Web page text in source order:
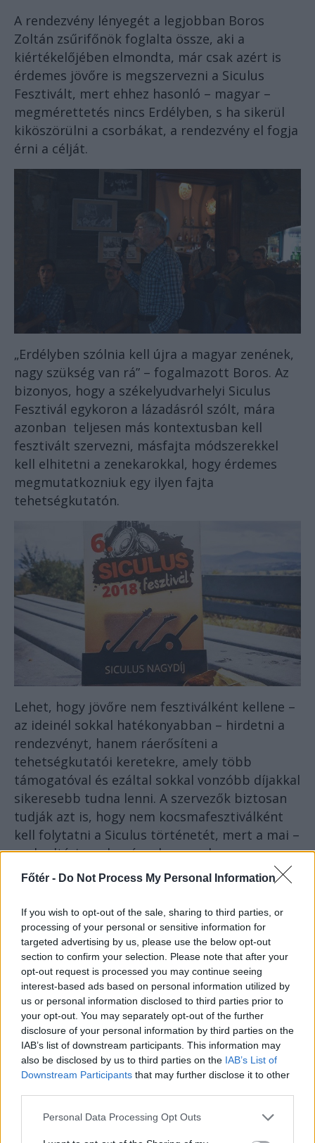
Főtér - Do Not Process My Personal Information
If you wish to opt-out of the sale, sharing to third parties, or
processing of your personal or sensitive information for
targeted advertising by us, please use the below opt-out
section to confirm your selection. Please note that after your
opt-out request is processed you may continue seeing
interest-based ads based on personal information utilized by
us or personal information disclosed to third parties prior to
your opt-out. You may separately opt-out of the further
disclosure of your personal information by third parties on the
IAB’s list of downstream participants. This information may
also be disclosed by us to third parties on the IAB’s List of
Downstream Participants that may further disclose it to other
Personal Data Processing Opt Outs
A rendezvény lényegét a legjobban Boros
Zoltán zsűrifőnök foglalta össze, aki a
kiértékelőjében elmondta, már csak azért is
érdemes jövőre is megszervezni a Siculus
Fesztivált, mert ehhez hasonló – magyar –
megmérettetés nincs Erdélyben, s ha sikerül
kiköszörülni a csorbákat, a rendezvény el fogja
érni a célját.
„Erdélyben szólnia kell újra a magyar zenének,
nagy szükség van rá” – fogalmazott Boros. Az
bizonyos, hogy a székelyudvarhelyi Siculus
Fesztivál egykoron a lázadásról szólt, mára
azonban teljesen más kontextusban kell
fesztivált szervezni, másfajta módszerekkel
kell elhitetni a zenekarokkal, hogy érdemes
megmutatkozniuk egy ilyen fajta
tehetségkutatón.
Lehet, hogy jövőre nem fesztiválként kellene –
az ideinél sokkal hatékonyabban – hirdetni a
rendezvényt, hanem ráerősíteni a
tehetségkutatói keretekre, amely több
támogatóval és ezáltal sokkal vonzóbb díjakkal
sikeresebb tudna lenni. A szervezők biztosan
tudják azt is, hogy nem kocsmafesztiválként
kell folytatni a Siculus történetét, mert a mai –
szabadtéri rendezvényeken rendszeresen
fellépő – zenekarok sokkal bátrabban
neveznek be egy olyan megmérettetésre,
amely nyitott helyszínen zajlik. Mi továbbra is
szurkolunk ennek a szimpatikus történetnek.